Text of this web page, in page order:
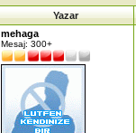
Yazar
mehaga
Mesaj: 300+